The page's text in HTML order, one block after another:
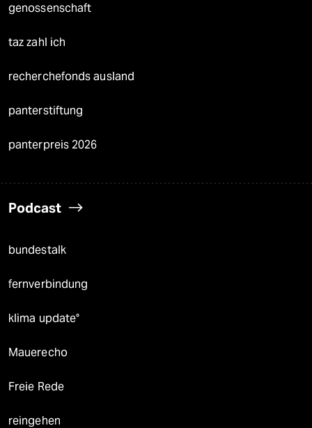
genossenschaft
taz zahl ich
recherchefonds ausland
panterstiftung
panterpreis 2026
Podcast
bundestalk
fernverbindung
klima update°
Mauerecho
Freie Rede
reingehen